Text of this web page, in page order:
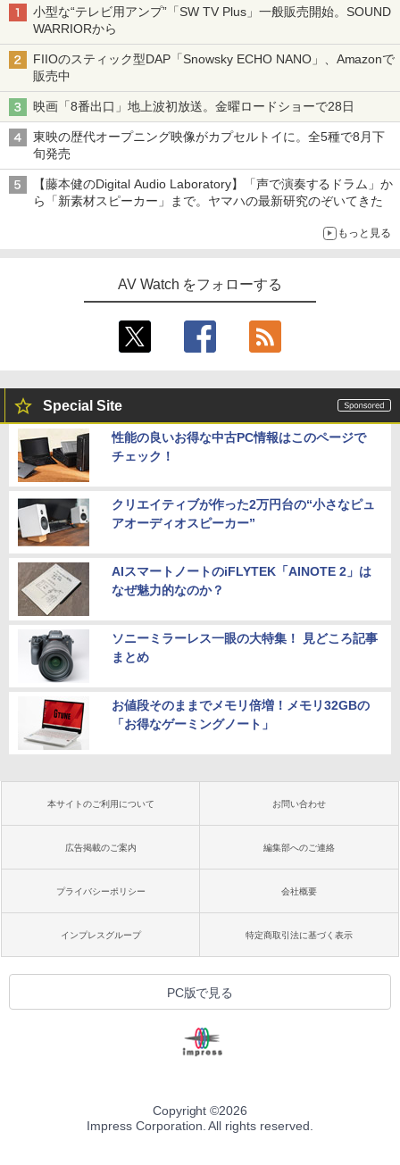
小型な“テレビ用アンプ”「SW TV Plus」一般販売開始。SOUND
WARRIORから
FIIOのスティック型DAP「Snowsky ECHO NANO」、Amazonで
販売中
映画「8番出口」地上波初放送。金曜ロードショーで28日
東映の歴代オープニング映像がカプセルトイに。全5種で8月下
旬発売
【藤本健のDigital Audio Laboratory】「声で演奏するドラム」か
ら「新素材スピーカー」まで。ヤマハの最新研究のぞいてきた
もっと見る
AV Watch をフォローする
Special Site
性能の良いお得な中古PC情報はこのページで
チェック！
クリエイティブが作った2万円台の“小さなピュ
アオーディオスピーカー”
AIスマートノートのiFLYTEK「AINOTE 2」は
なぜ魅力的なのか？
ソニーミラーレス一眼の大特集！ 見どころ記事
まとめ
お値段そのままでメモリ倍増！メモリ32GBの
「お得なゲーミングノート」
本サイトのご利用について お問い合わせ
広告掲載のご案内 編集部へのご連絡
プライバシーポリシー 会社概要
インプレスグループ 特定商取引法に基づく表示
PC版で見る
Copyright ©2026
Impress Corporation. All rights reserved.